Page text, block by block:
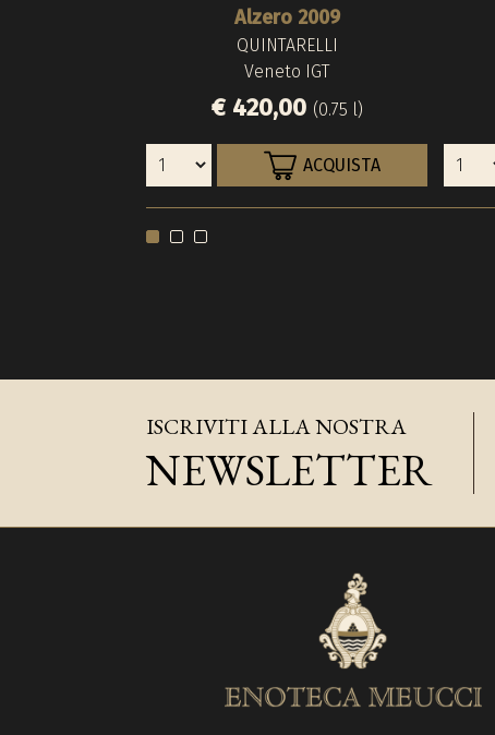
Alzero 2009
QUINTARELLI
Veneto IGT
€ 420,00 (0.75 l)
ACQUISTA
ISCRIVITI ALLA NOSTRA
NEWSLETTER